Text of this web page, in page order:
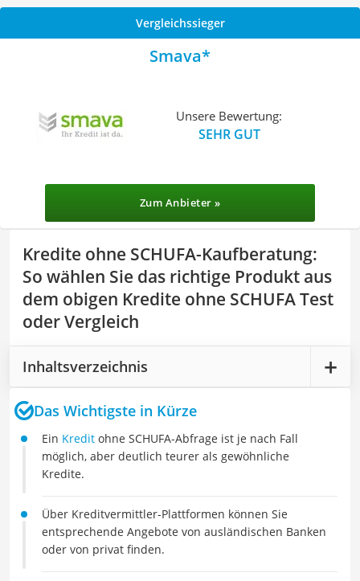
Vergleichssieger
Smava
Unsere Bewertung:
SEHR GUT
Zum Anbieter »
Kredite ohne SCHUFA-Kaufberatung:
So wählen Sie das richtige Produkt aus
dem obigen Kredite ohne SCHUFA Test
oder Vergleich
Inhaltsverzeichnis
Das Wichtigste in Kürze
Ein Kredit ohne SCHUFA-Abfrage ist je nach Fall
möglich, aber deutlich teurer als gewöhnliche
Kredite.
Über Kreditvermittler-Plattformen können Sie
entsprechende Angebote von ausländischen Banken
oder von privat finden.